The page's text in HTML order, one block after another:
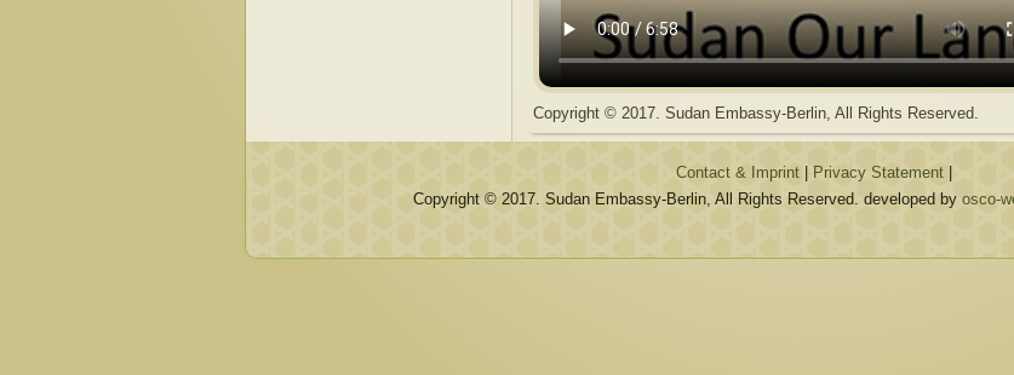
Copyright © 2017. Sudan Embassy-Berlin, All Rights Reserved.
Contact & Imprint Privacy Statement
Copyright © 2017. Sudan Embassy-Berlin, All Rights Reserved. developed by osco-